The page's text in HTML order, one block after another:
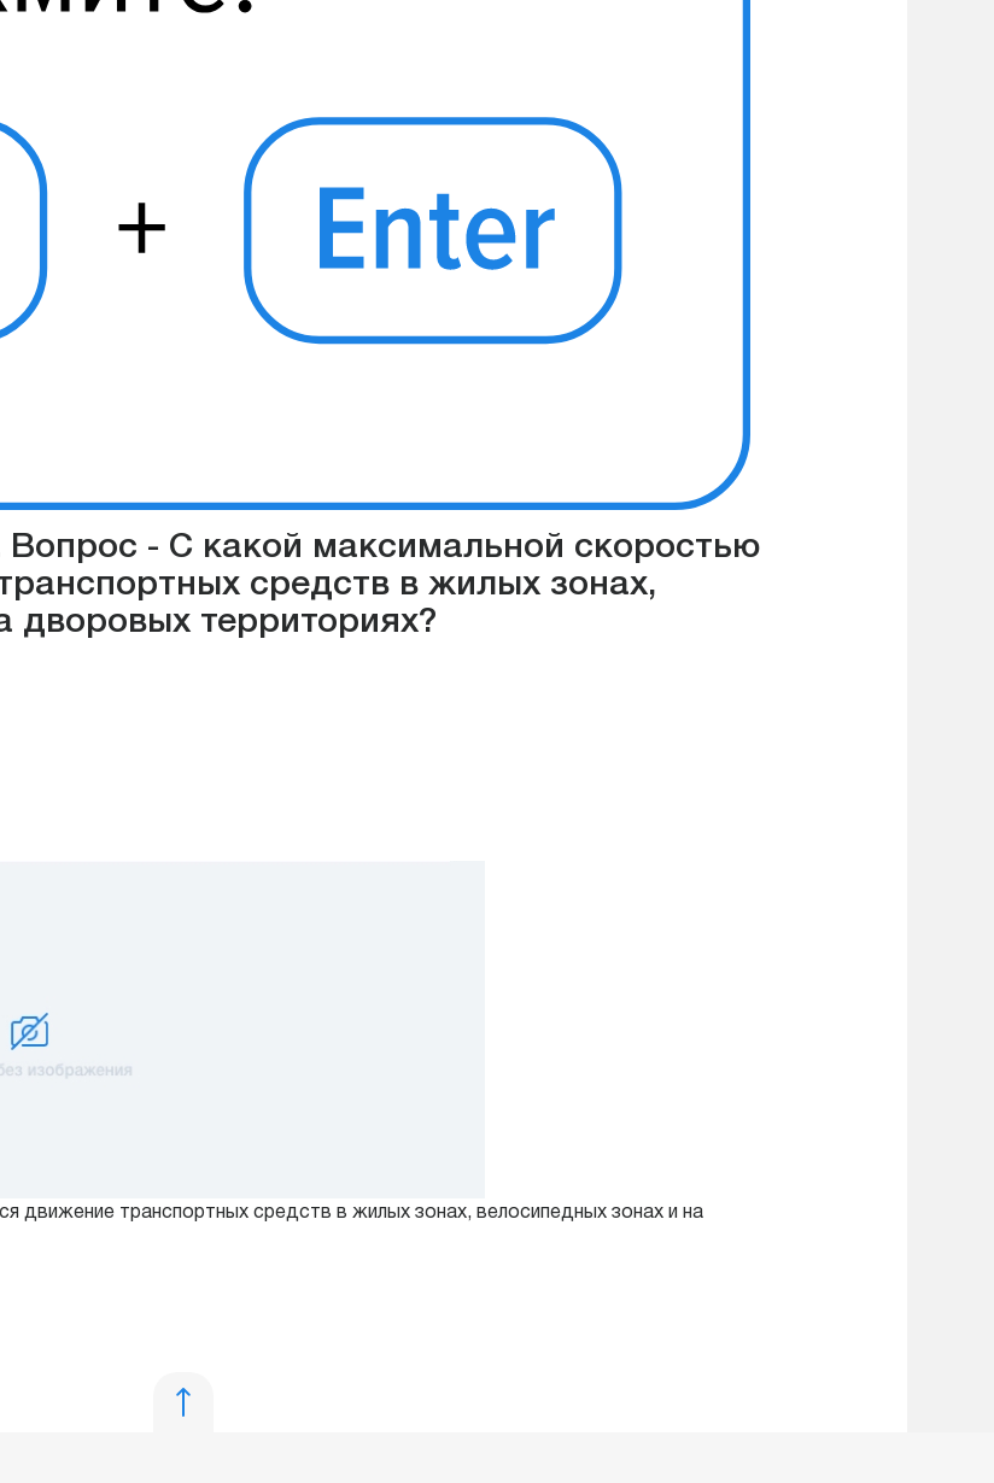
Вопрос - С какой максимальной скоростью
средств в жилых зонах,
дворовых территориях?
движение транспортных средств в жилых зонах, велосипедных зонах и на